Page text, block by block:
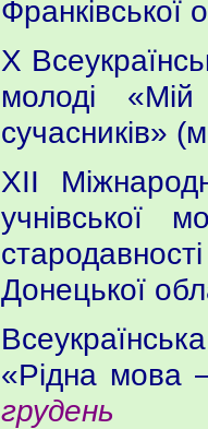
Франківської
Х
молоді
сучасників»
ХІІ
учнівської
Донецької
«Рідна мова
грудень